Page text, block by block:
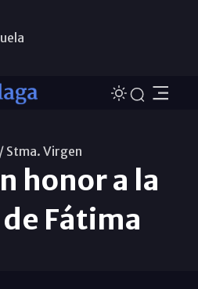
Stma. Virgen
honor a la
Fátima